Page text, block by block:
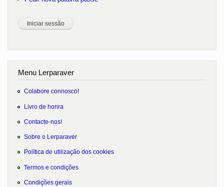
Menu Lerparaver
Colabore connosco!
Livro de honra
Contacte-nos!
Sobre o Lerparaver
Política de utilização dos cookies
Termos e condições
Condições gerais